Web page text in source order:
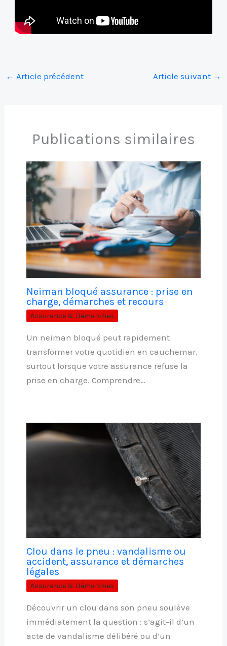
← Article précédent Article suivant →
Publications similaires
Neiman bloqué assurance : prise en
charge, démarches et recours
Assurance & Démarches
Un neiman bloqué peut rapidement
transformer votre quotidien en cauchemar,
surtout lorsque votre assurance refuse la
prise en charge. Comprendre…
Clou dans le pneu : vandalisme ou
accident, assurance et démarches
légales
Assurance & Démarches
Découvrir un clou dans son pneu soulève
immédiatement la question : s’agit-il d’un
acte de vandalisme délibéré ou d’un